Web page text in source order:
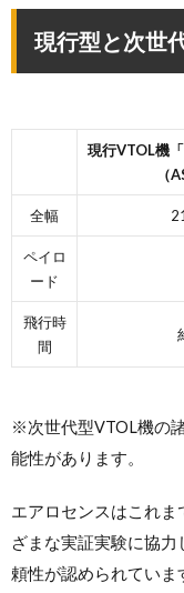
現行型と次世
現行VTOL機
（
全幅
ペイロ
ード
飛行時
間
※次世代型VTOL機の
能性があります。
エアロセンスはこれま
ざまな実証実験に協
頼性が認められてい